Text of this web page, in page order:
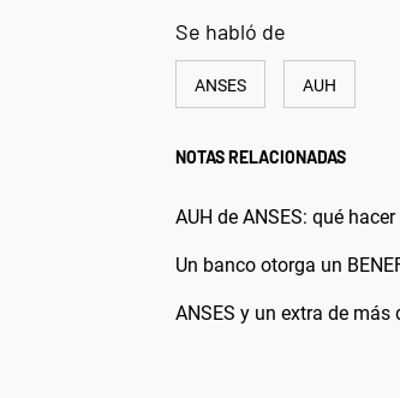
Se habló de
ANSES AUH
NOTAS RELACIONADAS
AUH de ANSES: qué
Un banco otorga un
ANSES y un extra de